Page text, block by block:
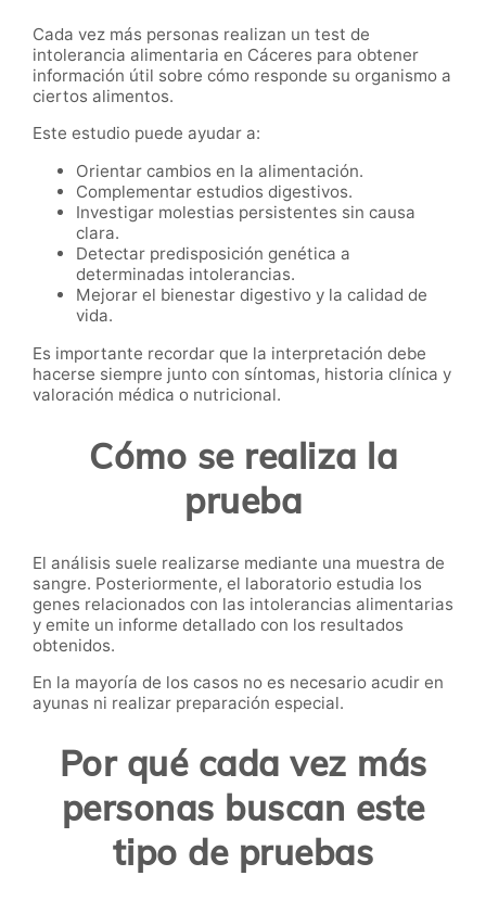
Cada vez más personas realizan un test de
intolerancia alimentaria en Cáceres para obtener
información útil sobre cómo responde su organismo a
ciertos alimentos.
Este estudio puede ayudar a:
Orientar cambios en la alimentación.
Complementar estudios digestivos.
Investigar molestias persistentes sin causa
clara.
Detectar predisposición genética a
determinadas intolerancias.
Mejorar el bienestar digestivo y la calidad de
vida.
Es importante recordar que la interpretación debe
hacerse siempre junto con síntomas, historia clínica y
valoración médica o nutricional.
Cómo se realiza la
prueba
El análisis suele realizarse mediante una muestra de
sangre. Posteriormente, el laboratorio estudia los
genes relacionados con las intolerancias alimentarias
y emite un informe detallado con los resultados
obtenidos.
En la mayoría de los casos no es necesario acudir en
ayunas ni realizar preparación especial.
Por qué cada vez más
personas buscan este
tipo de pruebas